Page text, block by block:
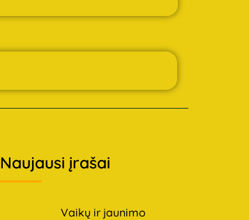
Naujausi įrašai
Vaikų ir jaunimo